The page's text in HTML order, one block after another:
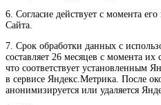
6. Согласие действует с момента
Сайта.
7. Срок обработки данных с
составляет 26 месяцев с момента
что соответствует установленным
в сервисе Яндекс.Метрика. После
анонимизируется или удаляется